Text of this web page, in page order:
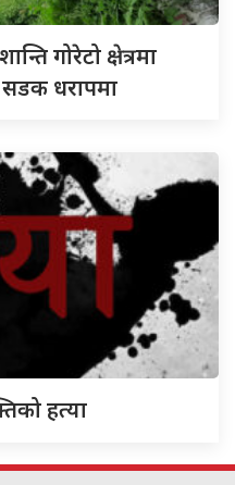
गोरेटो क्षेत्रमा
धरापमा
हत्या